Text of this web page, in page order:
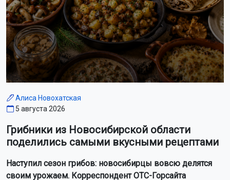
Алиса Новохатская
5 августа 2026
Грибники из Новосибирской области
поделились самыми вкусными рецептами
Наступил сезон грибов: новосибирцы вовсю делятся
своим урожаем. Корреспондент ОТС-Горсайта